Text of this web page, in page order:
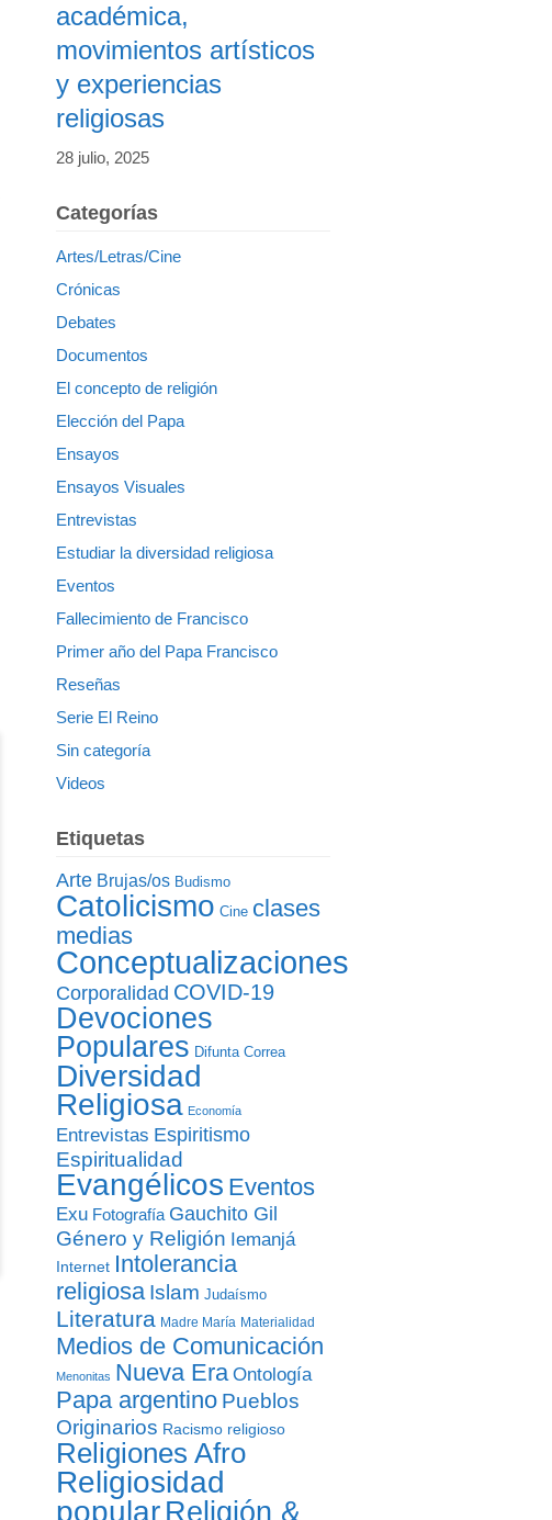
académica,
movimientos artísticos
y experiencias
religiosas
28 julio, 2025
Categorías
Artes/Letras/Cine
Crónicas
Debates
Documentos
El concepto de religión
Elección del Papa
Ensayos
Ensayos Visuales
Entrevistas
Estudiar la diversidad religiosa
Eventos
Fallecimiento de Francisco
Primer año del Papa Francisco
Reseñas
Serie El Reino
Sin categoría
Videos
Etiquetas
Arte Brujas/os Budismo
Catolicismo Cine clases
medias
Conceptualizaciones
Corporalidad COVID-19
Devociones
Populares Difunta Correa
Diversidad
Religiosa Economía
Entrevistas Espiritismo
Espiritualidad
Evangélicos Eventos
Exu Fotografía Gauchito Gil
Género y Religión Iemanjá
Internet Intolerancia
religiosa Islam Judaísmo
Literatura Madre María Materialidad
Medios de Comunicación
Menonitas Nueva Era Ontología
Papa argentino Pueblos
Originarios Racismo religioso
Religiones Afro
Religiosidad
popular Religión &